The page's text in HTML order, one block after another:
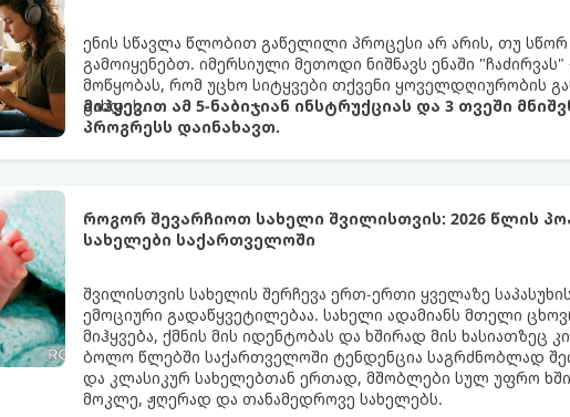
ენის სწავლა წლობით გაწელილი პროცესი არ არის, თუ სწორ
გამოიყენებთ. იმერსიული მეთოდი ნიშნავს ენაში "ჩაძირვას"
მოწყობას, რომ უცხო სიტყვები თქვენი ყოველდღიურობის
გახდეს.
მიჰყევით ამ 5-ნაბიჯიან ინსტრუქციას და 3 თვეში
პროგრესს დაინახავთ.
როგორ შევარჩიოთ სახელი შვილისთვის: 2026 წლის
სახელები საქართველოში
შვილისთვის სახელის შერჩევა ერთ-ერთი ყველაზე
ემოციური გადაწყვეტილებაა. სახელი ადამიანს მთელი
მიჰყვება, ქმნის მის იდენტობას და ხშირად მის ხასიათზეც
ბოლო წლებში საქართველოში ტენდენცია საგრძნობლად
და კლასიკურ სახელებთან ერთად, მშობლები სულ უფრო
მოკლე, ჟღერად და თანამედროვე სახელებს.